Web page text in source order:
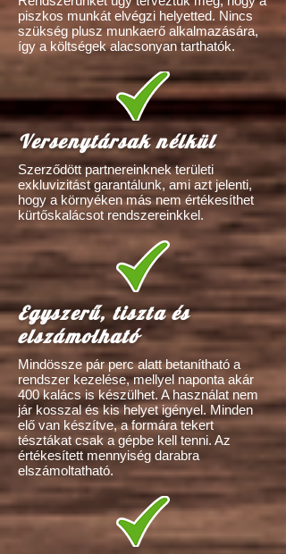
piszkos munkát elvégzi helyetted. Nincs
szükség plusz munkaerő alkalmazására,
így a költségek alacsonyan tarthatók.
Versenytársak nélkül
Szerződött partnereinknek területi
exkluvizitást garantálunk, ami azt jelenti,
hogy a környéken más nem értékesíthet
kürtőskalácsot rendszereinkkel.
Egyszerű, tiszta és
elszámolható
Mindössze pár perc alatt betanítható a
rendszer kezelése, mellyel naponta akár
400 kalács is készülhet. A használat nem
jár kosszal és kis helyet igényel. Minden
elő van készítve, a formára tekert
tésztákat csak a gépbe kell tenni. Az
értékesített mennyiség darabra
elszámoltatható.